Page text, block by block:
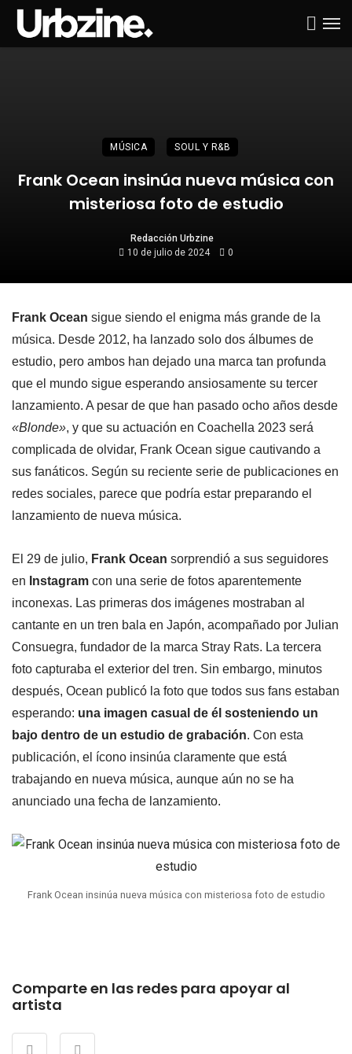
MÚSICA SOUL Y R&B
Frank Ocean insinúa nueva música con
misteriosa foto de estudio
Redacción Urbzine
10 de julio de 2024
0
Frank Ocean sigue siendo el enigma más grande de la
música. Desde 2012, ha lanzado solo dos álbumes de
estudio, pero ambos han dejado una marca tan profunda
que el mundo sigue esperando ansiosamente su tercer
lanzamiento. A pesar de que han pasado ocho años desde
«Blonde», y que su actuación en Coachella 2023 será
complicada de olvidar, Frank Ocean sigue cautivando a
sus fanáticos. Según su reciente serie de publicaciones en
redes sociales, parece que podría estar preparando el
lanzamiento de nueva música.
El 29 de julio, Frank Ocean sorprendió a sus seguidores
en Instagram con una serie de fotos aparentemente
inconexas. Las primeras dos imágenes mostraban al
cantante en un tren bala en Japón, acompañado por Julian
Consuegra, fundador de la marca Stray Rats. La tercera
foto capturaba el exterior del tren. Sin embargo, minutos
después, Ocean publicó la foto que todos sus fans estaban
esperando: una imagen casual de él sosteniendo un
bajo dentro de un estudio de grabación. Con esta
publicación, el ícono insinúa claramente que está
trabajando en nueva música, aunque aún no se ha
anunciado una fecha de lanzamiento.
Frank Ocean insinúa nueva música con misteriosa foto de estudio
Comparte en las redes para apoyar al
artista